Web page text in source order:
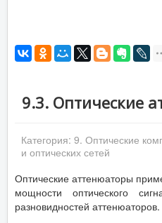
9.3. Оптические
Категория: 9. Оптические
и оптических сетей
Оптические аттенюаторы
мощности оптического
разновидностей аттенюаторов.